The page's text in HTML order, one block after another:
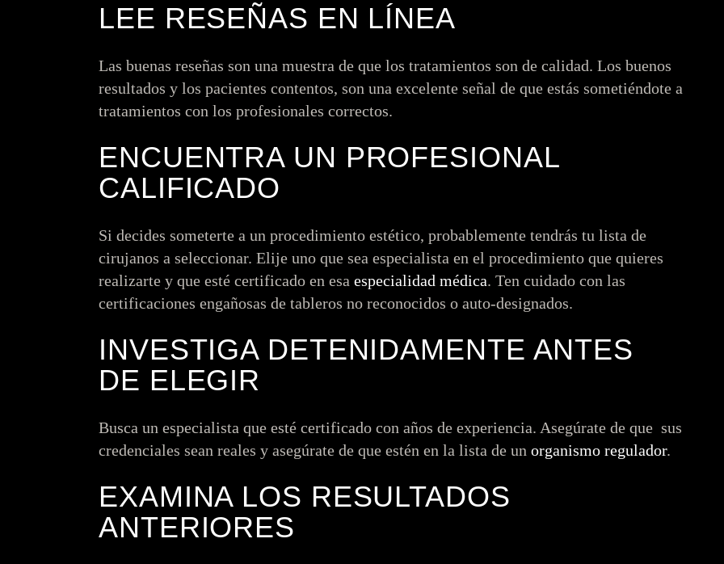
LEE RESEÑAS EN LÍNEA
Las buenas reseñas son una muestra de que los tratamientos son de calidad. Los buenos
resultados y los pacientes contentos, son una excelente señal de que estás sometiéndote a
tratamientos con los profesionales correctos.
ENCUENTRA UN PROFESIONAL
CALIFICADO
Si decides someterte a un procedimiento estético, probablemente tendrás tu lista de
cirujanos a seleccionar. Elije uno que sea especialista en el procedimiento que quieres
realizarte y que esté certificado en esa especialidad médica. Ten cuidado con las
certificaciones engañosas de tableros no reconocidos o auto-designados.
INVESTIGA DETENIDAMENTE ANTES
DE ELEGIR
Busca un especialista que esté certificado con años de experiencia. Asegúrate de que sus
credenciales sean reales y asegúrate de que estén en la lista de un organismo regulador.
EXAMINA LOS RESULTADOS
ANTERIORES